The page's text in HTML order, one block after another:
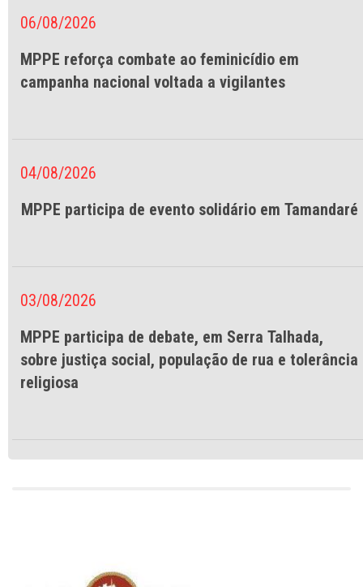
06/08/2026
MPPE reforça combate ao feminicídio em
campanha nacional voltada a vigilantes
04/08/2026
MPPE participa de evento solidário em Tamandaré
03/08/2026
MPPE participa de debate, em Serra Talhada,
sobre justiça social, população de rua e tolerância
religiosa